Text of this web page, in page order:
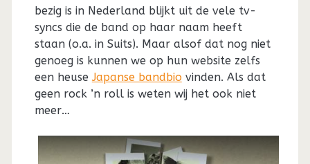
bezig is in Nederland blijkt uit de vele tv-
syncs die de band op haar naam heeft
staan (o.a. in Suits). Maar alsof dat nog niet
genoeg is kunnen we op hun website zelfs
een heuseJapanse bandbiovinden. Als dat
geen rock ’n roll is weten wij het ook niet
meer…